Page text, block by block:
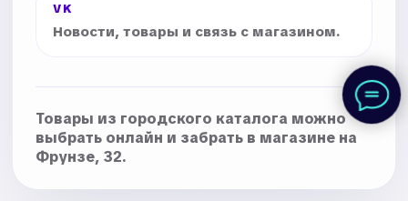
VK
Новости, товары и связь с магазином.
Товары из городского каталога можно
выбрать онлайн и забрать в магазине на
Фрунзе, 32.